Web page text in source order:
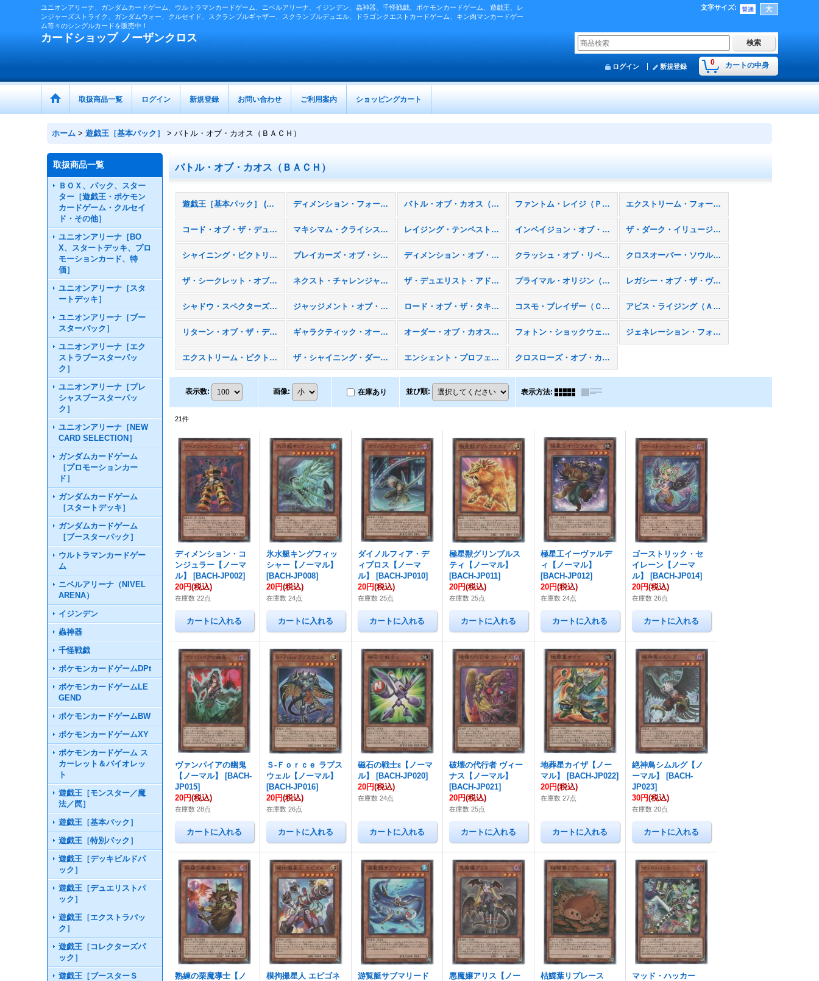
ユニオンアリーナ、ガンダムカードゲーム、ウルトラマンカードゲーム、ニベルアリーナ、イジンデン、蟲神器、千怪戦戯、ポケモンカードゲーム、遊戯王、レ
ンジャーズストライク、ガンダムウォー、クルセイド、スクランブルギャザー、スクランブルデュエル、ドラゴンクエストカードゲーム、キン肉マンカードゲー
ム等々のシングルカードを販売中！
文字サイズ:
カードショップ ノーザンクロス
0 カートの中身
ログイン 新規登録
取扱商品一覧 ログイン 新規登録 お問い合わせ ご利用案内 ショッピングカート
ホーム > 遊戯王［基本パック］ > バトル・オブ・カオス（ＢＡＣＨ）
取扱商品一覧
ＢＯＸ、パック、スター
ター［遊戯王・ポケモン
カードゲーム・クルセイ
ド・その他］
ユニオンアリーナ［BO
X、スタートデッキ、プロ
モーションカード、特
価］
ユニオンアリーナ［スタ
ートデッキ］
ユニオンアリーナ［ブー
スターパック］
ユニオンアリーナ［エク
ストラブースターパッ
ク］
ユニオンアリーナ［プレ
シャスブースターパッ
ク］
ユニオンアリーナ［NEW
CARD SELECTION］
ガンダムカードゲーム
［プロモーションカー
ド］
ガンダムカードゲーム
［スタートデッキ］
ガンダムカードゲーム
［ブースターパック］
ウルトラマンカードゲー
ム
ニベルアリーナ（NIVEL
ARENA）
イジンデン
蟲神器
千怪戦戯
ポケモンカードゲームDPt
ポケモンカードゲームLE
GEND
ポケモンカードゲームBW
ポケモンカードゲームXY
ポケモンカードゲーム ス
カーレット＆バイオレッ
ト
遊戯王［モンスター／魔
法／罠］
遊戯王［基本パック］
遊戯王［特別パック］
遊戯王［デッキビルドパ
ック］
遊戯王［デュエリストパ
ック］
遊戯王［エクストラパッ
ク］
遊戯王［コレクターズパ
ック］
遊戯王［ブースターＳ
バトル・オブ・カオス（ＢＡＣＨ）
遊戯王［基本パック］ (全商品) ディメンション・フォース（ＤＩＦＯ） バトル・オブ・カオス（ＢＡＣＨ） ファントム・レイジ（ＰＨＲＡ） エクストリーム・フォース（ＥＸＦＯ）
コード・オブ・ザ・デュエリスト（ＣＯＴＤ） マキシマム・クライシス（ＭＡＣＲ） レイジング・テンペスト（ＲＡＴＥ） インベイジョン・オブ・ヴェノム（ＩＮＯＶ） ザ・ダーク・イリュージョン（ＴＤＩＬ）
シャイニング・ビクトリーズ（ＳＨＶＩ） ブレイカーズ・オブ・シャドウ（ＢＯＳＨ） ディメンション・オブ・カオス（ＤＯＣＳ） クラッシュ・オブ・リベリオン（ＣＯＲＥ） クロスオーバー・ソウルズ（ＣＲＯＳ）
ザ・シークレット・オブ・エボリューション（ＳＥＣＥ） ネクスト・チャレンジャーズ（ＮＥＣＨ） ザ・デュエリスト・アドベント（ＤＵＥＡ） プライマル・オリジン（ＰＲＩＯ） レガシー・オブ・ザ・ヴァリアント（ＬＶＡＬ）
シャドウ・スペクターズ（ＳＨＳＰ） ジャッジメント・オブ・ザ・ライト（ＪＯＴＬ） ロード・オブ・ザ・タキオンギャラクシー（ＬＴＧＹ） コスモ・ブレイザー（ＣＢＬＺ） アビス・ライジング（ＡＢＹＲ）
リターン・オブ・ザ・デュエリスト（ＲＥＤＵ） ギャラクティック・オーバーロード（ＧＡＯＶ） オーダー・オブ・カオス（ＯＲＣＳ） フォトン・ショックウェーブ（ＰＨＳＷ） ジェネレーション・フォース（ＧＥＮＦ）
エクストリーム・ビクトリー（EXVC） ザ・シャイニング・ダークネス（ＴＳＨＤ） エンシェント・プロフェシー（ＡＮＰＲ） クロスローズ・オブ・カオス（ＣＳＯＣ）
表示数: 画像: 在庫あり 並び順: 表示方法:
21件
ディメンション・コ
ンジュラー【ノーマ
ル】
[BACH-JP002]
20円(税込)
在庫数 22点
氷水艇キングフィッ
シャー【ノーマル】
[BACH-JP008]
20円(税込)
在庫数 24点
ダイノルフィア・デ
ィプロス【ノーマ
ル】
[BACH-JP010]
20円(税込)
在庫数 25点
極星獣グリンブルス
ティ【ノーマル】
[BACH-JP011]
20円(税込)
在庫数 25点
極星工イーヴァルデ
ィ【ノーマル】
[BACH-JP012]
20円(税込)
在庫数 24点
ゴーストリック・セ
イレーン【ノーマ
ル】
[BACH-JP014]
20円(税込)
在庫数 26点
ヴァンパイアの幽鬼
【ノーマル】
[BACH-
JP015]
20円(税込)
在庫数 28点
Ｓ-Ｆｏｒｃｅ ラプス
ウェル【ノーマル】
[BACH-JP016]
20円(税込)
在庫数 26点
磁石の戦士ε【ノーマ
ル】
[BACH-JP020]
20円(税込)
在庫数 24点
破壊の代行者 ヴィー
ナス【ノーマル】
[BACH-JP021]
20円(税込)
在庫数 25点
地葬星カイザ【ノー
マル】
[BACH-JP022]
20円(税込)
在庫数 27点
絶神鳥シムルグ【ノ
ーマル】
[BACH-
JP023]
30円(税込)
在庫数 20点
熟練の栗魔導士【ノ
模拘撮星人 エピゴネ
游覧艇サブマリード
悪魔嬢アリス【ノー
枯鰈葉リプレース
マッド・ハッカー